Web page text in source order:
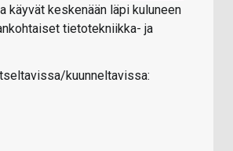
käyvät keskenään läpi kuluneen
tietotekniikka- ja
kuunneltavissa: